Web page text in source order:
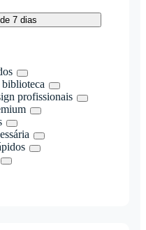
7 dias
profissionais